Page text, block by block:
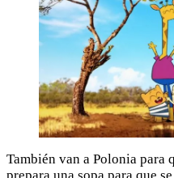
También van a Polonia para